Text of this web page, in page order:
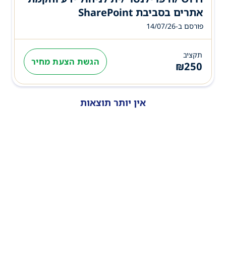
אתרים בסביבת SharePoint
פורסם ב-14/07/26
תקציב
₪250 הגשת הצעת מחיר
אין יותר תוצאות